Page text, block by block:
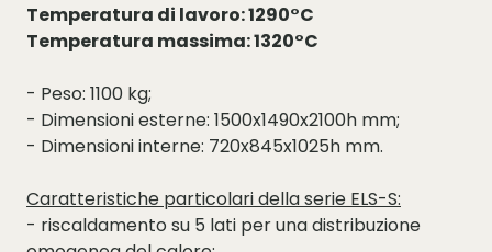
Temperatura di lavoro: 1290°C
Temperatura massima: 1320°C
- Peso: 1100 kg;
- Dimensioni esterne: 1500x1490x2100h mm;
- Dimensioni interne: 720x845x1025h mm.
Caratteristiche particolari della serie ELS-S:
- riscaldamento su 5 lati per una distribuzione